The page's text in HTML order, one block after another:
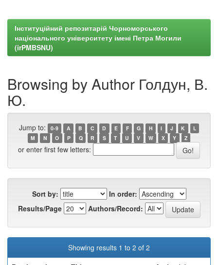
Інституційний репозитарій Чорноморського
національного університету імені Петра Могили
(irPMBSNU)
Browsing by Author Голдун, В.
Ю.
Jump to: 0-9 A B C D E F G H I J K
L
M
N O P Q R S T U V W X Y Z
or enter first few letters:
Sort by:
In order:
Results/Page
Authors/Record:
Showing results 1 to 2 of 2